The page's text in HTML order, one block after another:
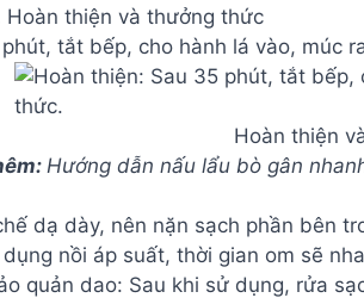
Hoàn thiện và thưởng thức
tắt bếp, cho hành lá vào, múc
Hoàn thiện
Hướng dẫn nấu lẩu bò gân
dạ dày, nên nặn sạch phần bên
nồi áp suất, thời gian om sẽ
quản dao: Sau khi sử dụng, rửa